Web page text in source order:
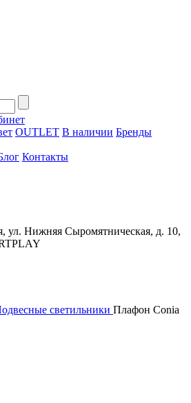
OUTLET В наличии Бренды
Контакты
ул. Нижняя Сыромятническая, д. 10,
светильники Плафон Conia